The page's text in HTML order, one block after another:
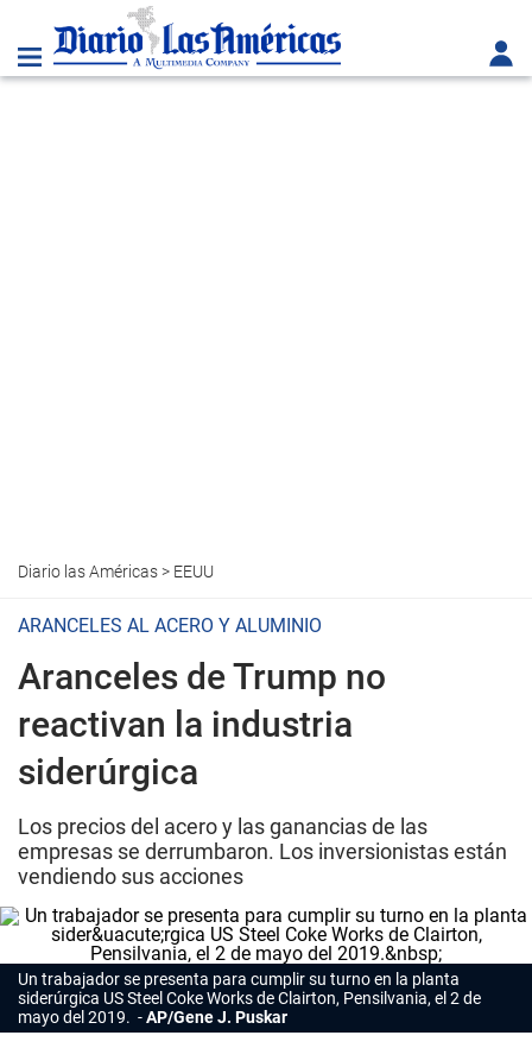
Diario las Américas> EEUU
ARANCELES AL ACERO Y ALUMINIO
Aranceles de Trump no
reactivan la industria
siderúrgica
Los precios del acero y las ganancias de las
empresas se derrumbaron. Los inversionistas están
vendiendo sus acciones
Un trabajador se presenta para cumplir su turno en la planta
siderúrgica US Steel Coke Works de Clairton, Pensilvania, el 2 de
mayo del 2019.
AP/Gene J. Puskar